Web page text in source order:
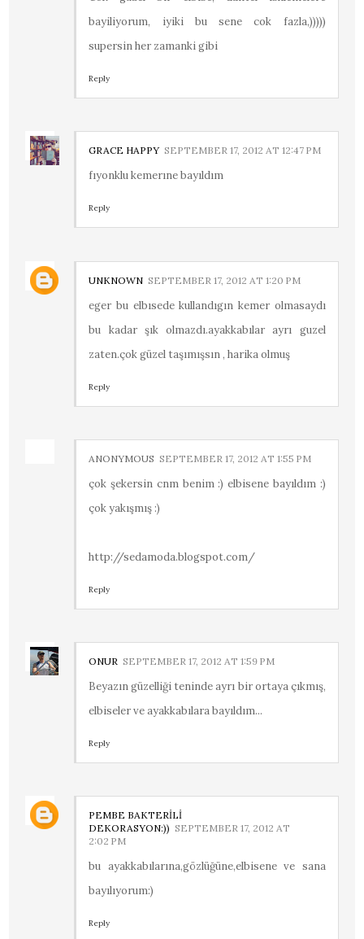
bayiliyorum, iyiki bu sene cok fazla,)))))
supersin her zamanki gibi
Reply
GRACE HAPPY SEPTEMBER 17, 2012 AT 12:47 PM
fıyonklu kemerıne bayıldım
Reply
UNKNOWN SEPTEMBER 17, 2012 AT 1:20 PM
eger bu elbısede kullandıgın kemer olmasaydı
bu kadar şık olmazdı.ayakkabılar ayrı guzel
zaten.çok güzel taşımışsın , harika olmuş
Reply
ANONYMOUS SEPTEMBER 17, 2012 AT 1:55 PM
çok şekersin cnm benim :) elbisene bayıldım :)
çok yakışmış :)
http://sedamoda.blogspot.com/
Reply
ONUR SEPTEMBER 17, 2012 AT 1:59 PM
Beyazın güzelliği teninde ayrı bir ortaya çıkmış,
elbiseler ve ayakkabılara bayıldım...
Reply
PEMBE BAKTERİLİ
DEKORASYON:)) SEPTEMBER 17, 2012 AT
2:02 PM
bu ayakkabılarına,gözlüğüne,elbisene ve sana
bayılıyorum:)
Reply